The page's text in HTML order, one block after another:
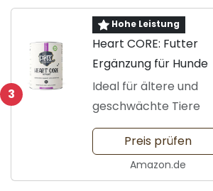
3
Hohe Leistung
Heart CORE: Futter
Ergänzung für Hunde
Ideal für ältere und
geschwächte Tiere
Preis prüfen
Amazon.de